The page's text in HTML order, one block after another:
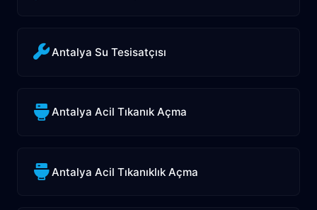
Antalya Su Tesisatçısı
Antalya Acil Tıkanık Açma
Antalya Acil Tıkanıklık Açma